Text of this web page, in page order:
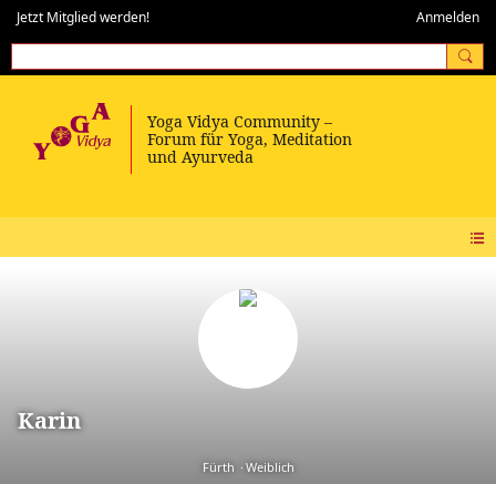
Jetzt Mitglied werden! Anmelden
Karin
Fürth Weiblich